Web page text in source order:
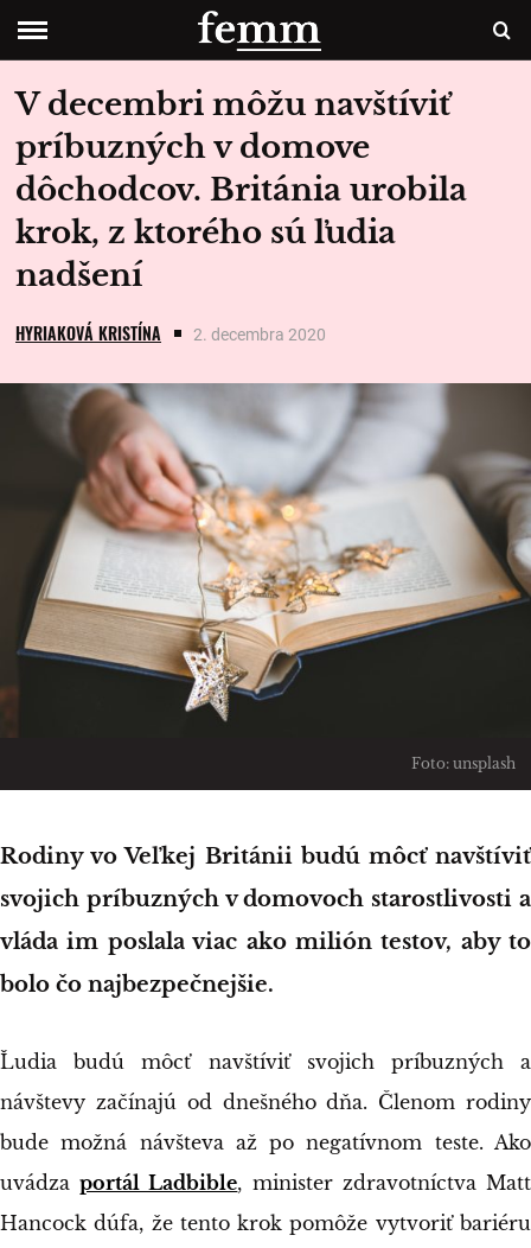
V decembri môžu navštíviť
príbuzných v domove
dôchodcov. Británia urobila
krok, z ktorého sú ľudia
nadšení
HYRIAKOVÁ KRISTÍNA 2. decembra 2020
Foto: unsplash
Rodiny vo Veľkej Británii budú môcť navštíviť
svojich príbuzných v domovoch starostlivosti a
vláda im poslala viac ako milión testov, aby to
bolo čo najbezpečnejšie.
Ľudia budú môcť navštíviť svojich príbuzných a
návštevy začínajú od dnešného dňa. Členom rodiny
bude možná návšteva až po negatívnom teste. Ako
uvádzaportál Ladbible, minister zdravotníctva Matt
Hancock dúfa, že tento krok pomôže vytvoriť bariéru